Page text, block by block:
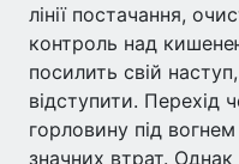
лінії постачання,
контроль над
посилить свій
відступити. Перехід
горловину під
значних втрат. Однак